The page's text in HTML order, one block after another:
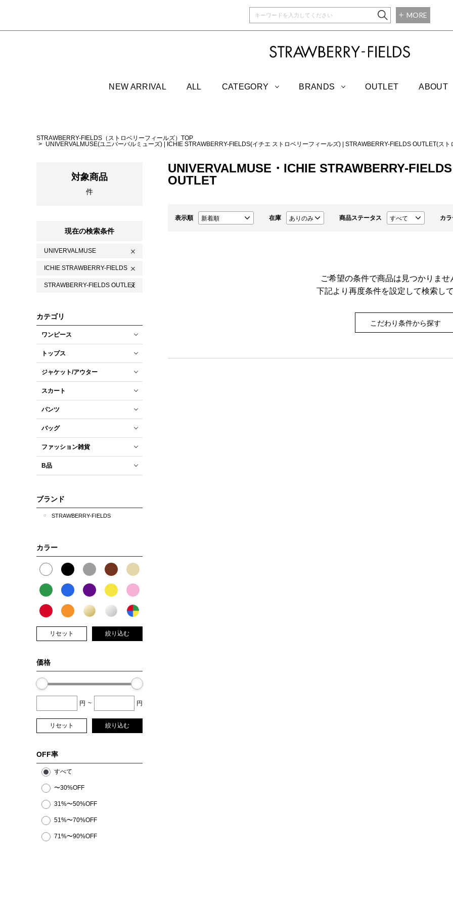
MORE
NEW ARRIVAL ALL CATEGORY BRANDS OUTLET ABOUT
STRAWBERRY-FIELDS（ストロベリーフィールズ）TOP
UNIVERVALMUSE(ユニバーバルミューズ)
ICHIE STRAWBERRY-FIELDS(イチエ ストロベリーフィールズ) STRAWBERRY-FIELDS OUTLET(ス
対象商品
件
現在の検索条件
UNIVERVALMUSE
ICHIE STRAWBERRY-FIELDS
STRAWBERRY-FIELDS OUTLET
カテゴリ
ワンピース
トップス
ジャケット/アウター
スカート
パンツ
バッグ
ファッション雑貨
B品
ブランド
STRAWBERRY-FIELDS
カラー
リセット 絞り込む
価格
円 ~ 円
リセット 絞り込む
OFF率
すべて
〜30%OFF
31%〜50%OFF
51%〜70%OFF
71%〜90%OFF
UNIVERVALMUSE・ICHIE STRAWBERRY-
OUTLET
表示順 在庫 商品ステータス カ
ご希望の条件で商品は見つかりませ
下記より再度条件を設定して検索して
こだわり条件から探す